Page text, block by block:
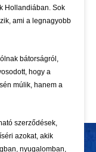
Hollandiában. Sok
ami a legnagyobb
bátorságról,
hogy a
múlik, hanem a
szerződések,
azokat, akik
nyugalomban,